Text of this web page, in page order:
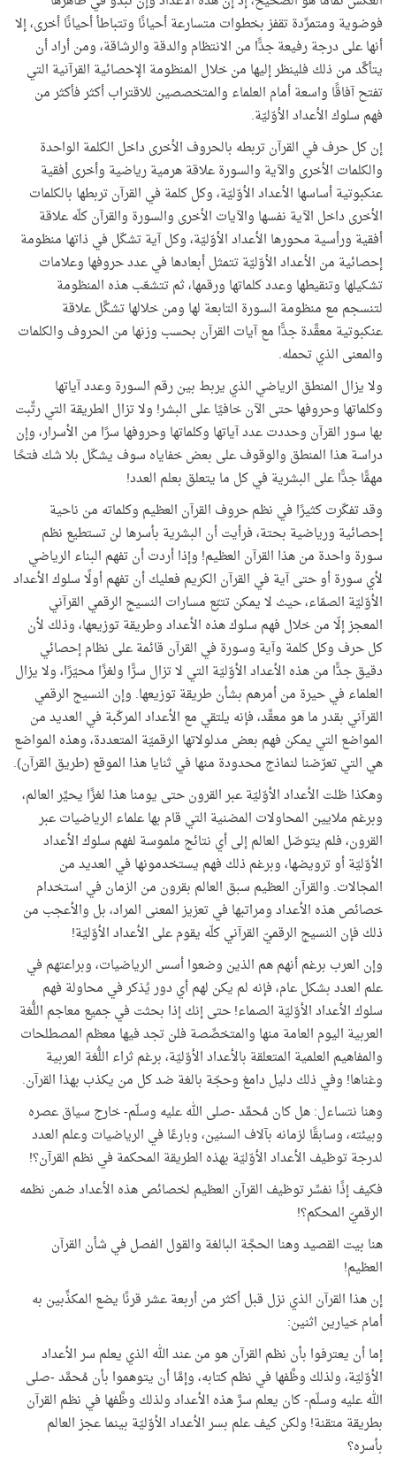
فوضوية ومتمرِّدة تقفز بخطوات متسارعة أحيانًا وتتباطأ أحيانًا أخرى، إلا
أنها على درجة رفيعة جدًّا من الانتظام والدقة والرشاقة، ومن أراد أن
يتأكَّد من ذلك فلينظر إليها من خلال المنظومة الإحصائية القرآنية التي
تفتح آفاقًا واسعة أمام العلماء والمتخصصين للاقتراب أكثر فأكثر من
فهم سلوك الأعداد الأوّليّة.
إن كل حرف في القرآن تربطه بالحروف الأخرى داخل الكلمة الواحدة
والكلمات الأخرى والآية والسورة علاقة هرمية رياضية وأخرى أفقية
عنكبوتية أساسها الأعداد الأوّليّة، وكل كلمة في القرآن تربطها بالكلمات
الأخرى داخل الآية نفسها والآيات الأخرى والسورة والقرآن كلّه علاقة
أفقية ورأسية محورها الأعداد الأوّليّة، وكل آية تشكّل في ذاتها منظومة
إحصائية من الأعداد الأوّليّة تتمثل أبعادها في عدد حروفها وعلامات
تشكيلها وتنقيطها وعدد كلماتها ورقمها، ثم تتشعّب هذه المنظومة
لتنسجم مع منظومة السورة التابعة لها ومن خلالها تشكَّل علاقة
عنكبوتية معقَّدة جدًّا مع آيات القرآن بحسب وزنها من الحروف والكلمات
والمعنى الذي تحمله.
ولا يزال المنطق الرياضي الذي يربط بين رقم السورة وعدد آياتها
وكلماتها وحروفها حتى الآن خافيًا على البشر! ولا تزال الطريقة التي رتِّبت
بها سور القرآن وحددت عدد آياتها وكلماتها وحروفها سرًا من الأسرار، وإن
دراسة هذا المنطق والوقوف على بعض خفاياه سوف يشكّل بلا شك فتحًا
مهمًّا جدًّا على البشرية في كل ما يتعلق بعلم العدد!
وقد تفكّرت كثيرًا في نظم حروف القرآن العظيم وكلماته من ناحية
إحصائية ورياضية بحتة، فرأيت أن البشرية بأسرها لن تستطيع نظم
سورة واحدة من هذا القرآن العظيم! وإذا أردت أن تفهم البناء الرياضي
لأي سورة أو حتى آية في القرآن الكريم فعليك أن تفهم أولًا سلوك الأعداد
الأوّليّة الصمّاء، حيث لا يمكن تتبّع مسارات النسيج الرقمي القرآني
المعجز إلّا من خلال فهم سلوك هذه الأعداد وطريقة توزيعها، وذلك لأن
كل حرف وكل كلمة وآية وسورة في القرآن قائمة على نظام إحصائي
دقيق جدًّا من هذه الأعداد الأوّليّة التي لا تزال سرًّا ولغزًا محيّرًا، ولا يزال
العلماء في حيرة من أمرهم بشأن طريقة توزيعها. وإن النسيج الرقمي
القرآني بقدر ما هو معقَّد، فإنه يلتقي مع الأعداد المركّبة في العديد من
المواضع التي يمكن فهم بعض مدلولاتها الرقميّة المتعددة، وهذه المواضع
هي التي تعرّضنا لنماذج محدودة منها في ثنايا هذا الموقع (طريق القرآن).
وهكذا ظلت الأعداد الأوّليّة عبر القرون حتى يومنا هذا لغزًا يحيِّر العالم،
وبرغم ملايين المحاولات المضنية التي قام بها علماء الرياضيات عبر
القرون، فلم يتوصّل العالم إلى أي نتائج ملموسة لفهم سلوك الأعداد
الأوّليّة أو ترويضها، وبرغم ذلك فهم يستخدمونها في العديد من
المجالات. والقرآن العظيم سبق العالم بقرون من الزمان في استخدام
خصائص هذه الأعداد ومراتبها في تعزيز المعنى المراد، بل والأعجب من
ذلك فإن النسيج الرقميّ القرآني كلّه يقوم على الأعداد الأوّليّة!
وإن العرب برغم أنهم هم الذين وضعوا أسس الرياضيات، وبراعتهم في
علم العدد بشكل عام، فإنه لم يكن لهم أي دور يُذكر في محاولة فهم
سلوك الأعداد الأوّليّة الصماء! حتى إنك إذا بحثت في جميع معاجم اللُّغة
العربية اليوم العامة منها والمتخصِّصة فلن تجد فيها معظم المصطلحات
والمفاهيم العلمية المتعلقة بالأعداد الأوّليّة، برغم ثراء اللُّغة العربية
وغناها! وفي ذلك دليل دامغ وحجّة بالغة ضد كل من يكذب بهذا القرآن.
وهنا نتساءل: هل كان مُحمَّد -صلى الله عليه وسلّم- خارج سياق عصره
وبيئته، وسابقًا لزمانه بآلاف السنين، وبارعًا في الرياضيات وعلم العدد
لدرجة توظيف الأعداد الأوّليّة بهذه الطريقة المحكمة في نظم القرآن؟!
فكيف إذًا نفسِّر توظيف القرآن العظيم لخصائص هذه الأعداد ضمن نظمه
الرقميّ المحكم؟!
هنا بيت القصيد وهنا الحجَّة البالغة والقول الفصل في شأن القرآن
العظيم!
إن هذا القرآن الذي نزل قبل أكثر من أربعة عشر قرنًا يضع المكذِّبين به
أمام خيارين اثنين:
إما أن يعترفوا بأن نظم القرآن هو من عند الله الذي يعلم سر الأعداد
الأوّليّة، ولذلك وظَّفها في نظم كتابه، وإمَّا أن يتوهموا بأن مُحمَّد -صلى
الله عليه وسلّم- كان يعلم سرَّ هذه الأعداد ولذلك وظَّفها في نظم القرآن
بطريقة متقنة! ولكن كيف علم بسر الأعداد الأوّليّة بينما عجز العالم
بأسره؟